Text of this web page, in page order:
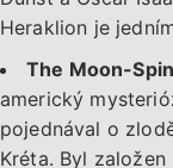
Heraklion je
The Moon-
americký
pojednával o
Kréta. Byl